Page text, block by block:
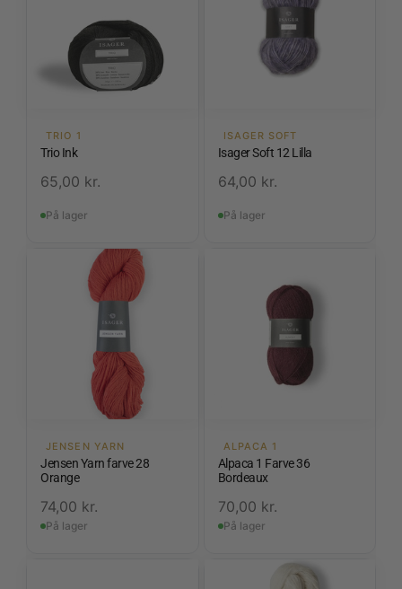
TRIO 1
Trio Ink
65,00 kr.
På lager
ISAGER SOFT
Isager Soft 12 Lilla
64,00 kr.
På lager
JENSEN YARN
Jensen Yarn farve 28
Orange
74,00 kr.
På lager
ALPACA 1
Alpaca 1 Farve 36
Bordeaux
70,00 kr.
På lager